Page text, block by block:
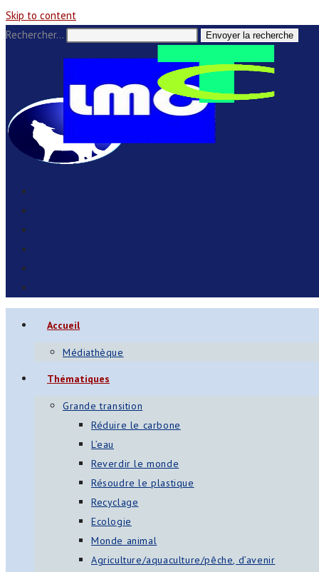
Skip to content
Rechercher…
Envoyer la recherche
Accueil
Médiathèque
Thématiques
Grande transition
Réduire le carbone
L’eau
Reverdir le monde
Résoudre le plastique
Recyclage
Ecologie
Monde animal
Agriculture/aquaculture/pêche, d’avenir